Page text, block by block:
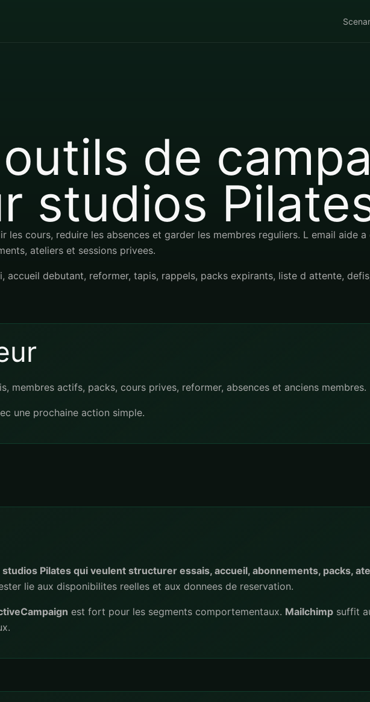
de
studios
cours, reduire les absences et garder les membres reguliers. L email aide
ateliers et sessions privees.
accueil debutant, reformer, tapis, rappels, packs expirants, liste d attente,
membres actifs, packs, cours prives, reformer, absences et anciens membres.
une prochaine action simple.
Pilates qui veulent structurer essais, accueil, abonnements, packs,
lie aux disponibilites reelles et aux donnees de reservation.
est fort pour les segments comportementaux. Mailchimp suffit